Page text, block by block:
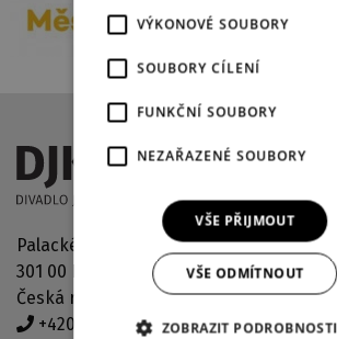
Palackého náměstí 2971/30
301 00 Plzeň
Česká republika
+420 378 038 190
VÝKONOVÉ SOUBORY
SOUBORY CÍLENÍ
FUNKČNÍ SOUBORY
NEZAŘAZENÉ SOUBORY
VŠE PŘIJMOUT
VŠE ODMÍTNOUT
ZOBRAZIT PODROBNOSTI